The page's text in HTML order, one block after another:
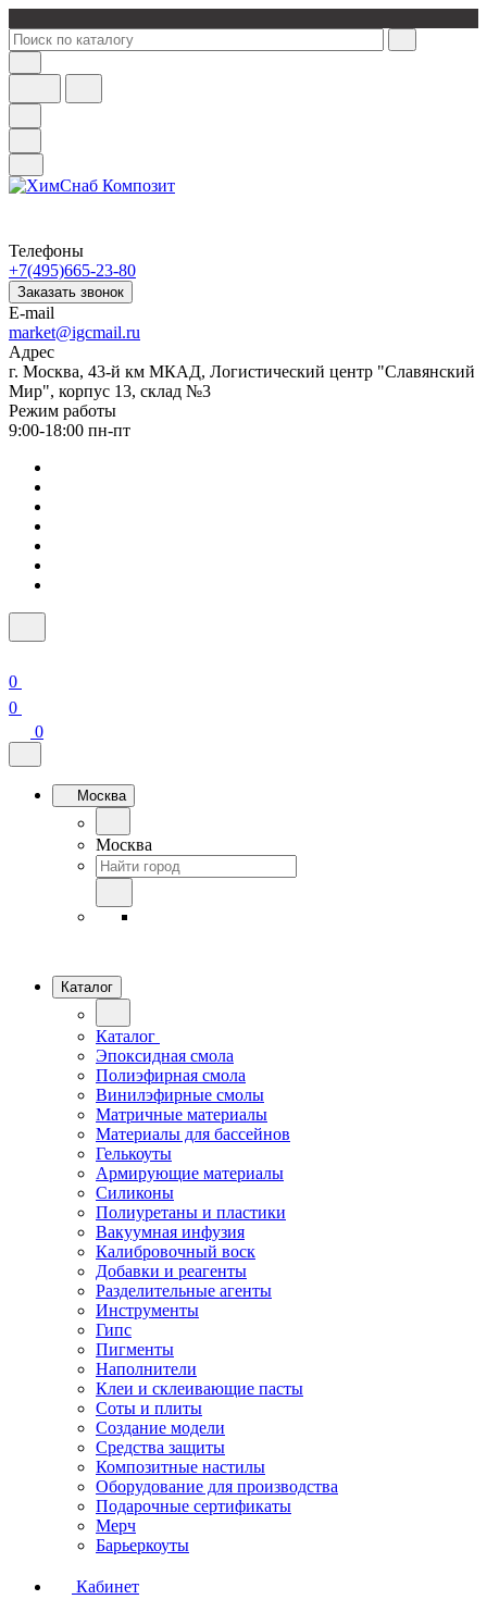
Телефоны
+7(495)665-23-80
Заказать звонок
E-mail
market@igcmail.ru
Адрес
г. Москва, 43-й км МКАД, Логистический центр "Славянский
Мир", корпус 13, склад №3
Режим работы
9:00-18:00 пн-пт
0
0
0
Москва
Москва
Каталог
Каталог
Эпоксидная смола
Полиэфирная смола
Винилэфирные смолы
Матричные материалы
Материалы для бассейнов
Гелькоуты
Армирующие материалы
Силиконы
Полиуретаны и пластики
Вакуумная инфузия
Калибровочный воск
Добавки и реагенты
Разделительные агенты
Инструменты
Гипс
Пигменты
Наполнители
Клеи и склеивающие пасты
Соты и плиты
Создание модели
Средства защиты
Композитные настилы
Оборудование для производства
Подарочные сертификаты
Мерч
Барьеркоуты
Кабинет